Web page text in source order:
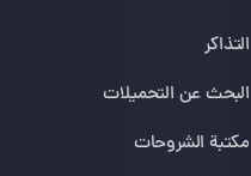
التذاكر
البحث عن التحميلات
مكتبة الشروحات